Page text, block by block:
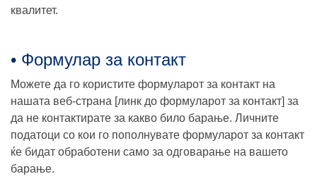
квалитет.
• Формулар за контакт
Можете да го користите формуларот за контакт на
нашата веб-страна [линк до формуларот за контакт] за
да не контактирате за какво било барање. Личните
податоци со кои го пополнувате формуларот за контакт
ќе бидат обработени само за одговарање на вашето
барање.